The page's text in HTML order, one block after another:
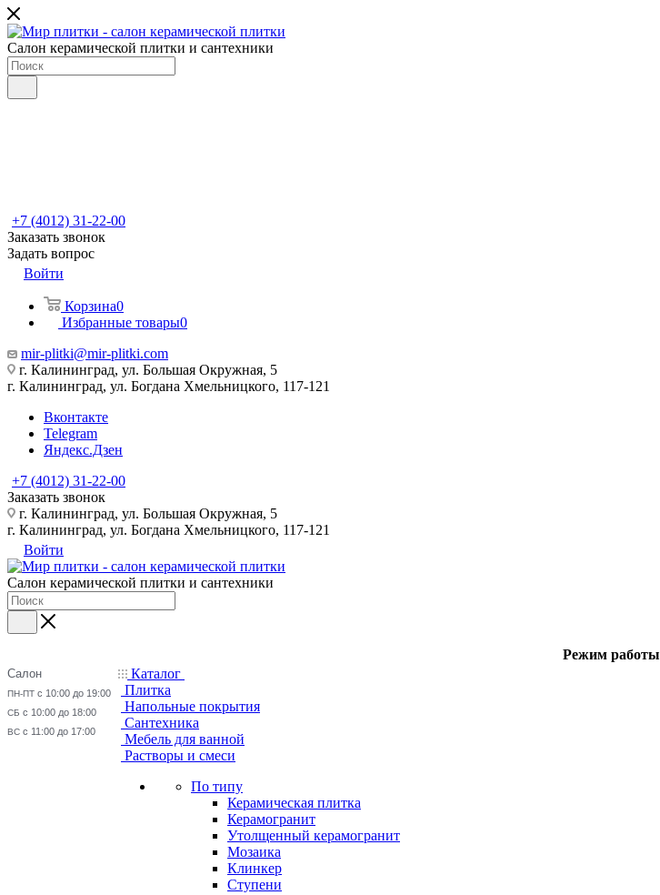
Салон керамической плитки и сантехники
+7 (4012) 31-22-00
Заказать звонок
Задать вопрос
Войти
Корзина0
Избранные товары0
mir-plitki@mir-plitki.com
г. Калининград, ул. Большая Окружная, 5
г. Калининград, ул. Богдана Хмельницкого, 117-121
Вконтакте
Telegram
Яндекс.Дзен
+7 (4012) 31-22-00
Заказать звонок
г. Калининград, ул. Большая Окружная, 5
г. Калининград, ул. Богдана Хмельницкого, 117-121
Войти
Салон керамической плитки и сантехники
Режим работы
Салон
ПН-ПТ с 10:00 до 19:00
СБ с 10:00 до 18:00
ВС с 11:00 до 17:00
Каталог
Плитка
Напольные покрытия
Сантехника
Мебель для ванной
Растворы и смеси
По типу
Керамическая плитка
Керамогранит
Утолщенный керамогранит
Мозаика
Клинкер
Ступени